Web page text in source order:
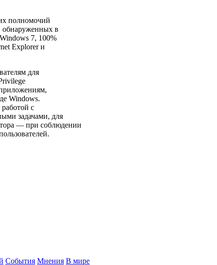
полномочий
обнаруженных в
7, 100%
Explorer и
для
Windows.
с
задачами, для
— при соблюдении
События Мнения В мире